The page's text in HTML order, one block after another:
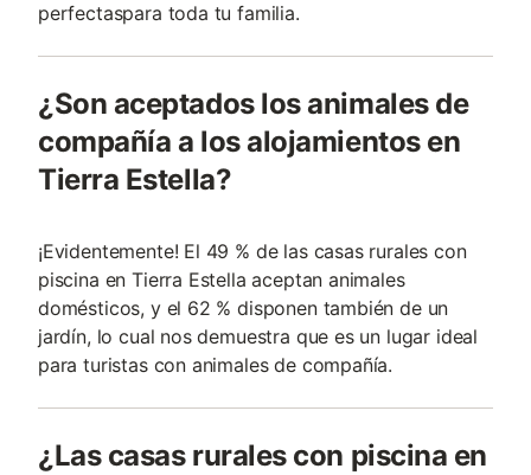
perfectaspara toda tu familia.
¿Son aceptados los animales de
compañía a los alojamientos en
Tierra Estella?
¡Evidentemente! El 49 % de las casas rurales con
piscina en Tierra Estella aceptan animales
domésticos, y el 62 % disponen también de un
jardín, lo cual nos demuestra que es un lugar ideal
para turistas con animales de compañía.
¿Las casas rurales con piscina en